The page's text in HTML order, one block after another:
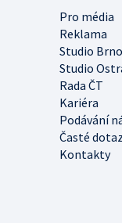
Pro média
Reklama
Studio Brno
Studio
Rada ČT
Kariéra
Podávání
Časté
Kontakty